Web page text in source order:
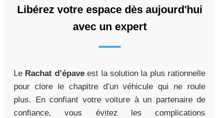
Libérez votre espace dès aujourd'hui
avec un expert
Le Rachat d’épaveest la solution la plus rationnelle
pour clore le chapitre d’un véhicule qui ne roule
plus. En confiant votre voiture à un partenaire de
confiance, vous évitez les complications